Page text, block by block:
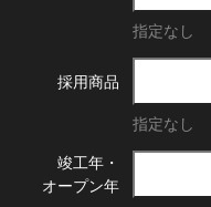
指定なし
採用商品
指定なし
竣工年・
オープン年